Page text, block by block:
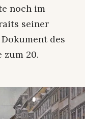
noch im
seiner
des
zum 20.